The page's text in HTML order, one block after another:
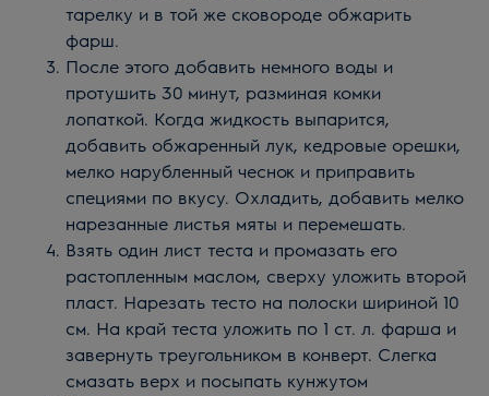
тарелку и в той же сковороде обжарить
фарш.
После этого добавить немного воды и
протушить 30 минут, разминая комки
лопаткой. Когда жидкость выпарится,
добавить обжаренный лук, кедровые орешки,
мелко нарубленный чеснок и приправить
специями по вкусу. Охладить, добавить мелко
нарезанные листья мяты и перемешать.
Взять один лист теста и промазать его
растопленным маслом, сверху уложить второй
пласт. Нарезать тесто на полоски шириной 10
см. На край теста уложить по 1 ст. л. фарша и
завернуть треугольником в конверт. Слегка
смазать верх и посыпать кунжутом